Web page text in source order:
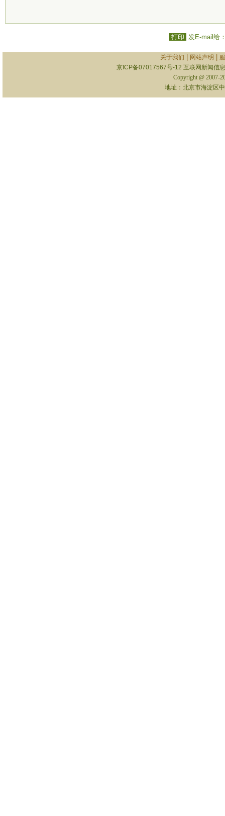
打印 发E-mail给
关于我们 网站声明
京ICP备07017567号-12 互联网新闻信
Copyright @ 2007-
地址：北京市海淀区